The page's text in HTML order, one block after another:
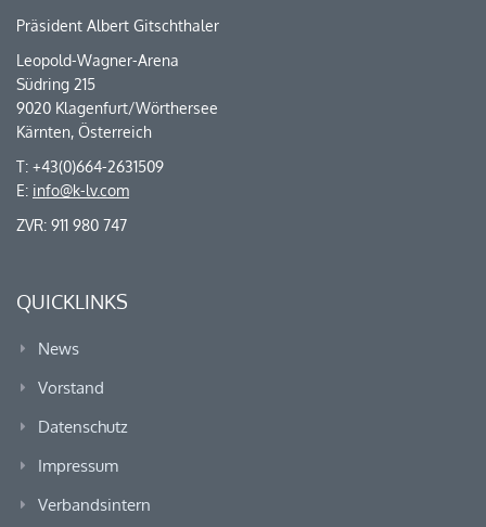
Präsident Albert Gitschthaler
Leopold-Wagner-Arena
Südring 215
9020 Klagenfurt/Wörthersee
Kärnten, Österreich
T: +43(0)664-2631509
E: info@k-lv.com
ZVR: 911 980 747
QUICKLINKS
News
Vorstand
Datenschutz
Impressum
Verbandsintern